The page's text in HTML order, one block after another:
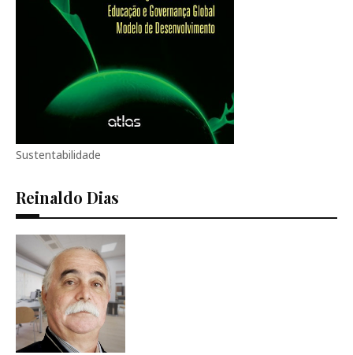
Sustentabilidade
Reinaldo Dias